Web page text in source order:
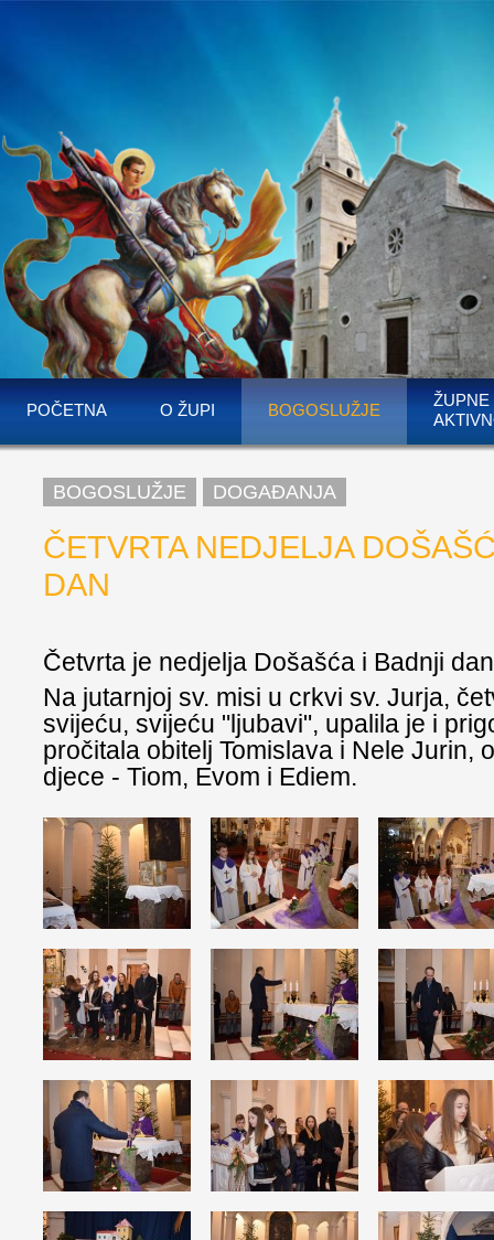
POČETNA O ŽUPI BOGOSLUŽJE
ŽUPNE
BOGOSLUŽJE DOGAĐANJA
ČETVRTA NEDJELJA
DAN
Četvrta je nedjelja Došašća i Badnji
Na jutarnjoj sv. misi u crkvi sv. Jurja,
svijeću, svijeću "ljubavi", upalila je i
pročitala obitelj Tomislava i Nele Jurin,
djece - Tiom, Evom i Ediem.